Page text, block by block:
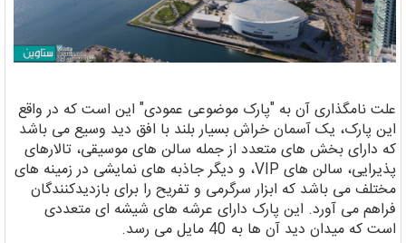
علت نامگذاری آن به "پارک موضوعی عمودی" این است که در واقع
این پارک، یک آسمان خراش بسیار بلند با افق دید وسیع می باشد
که دارای بخش های متعدد از جمله سالن های موسیقی، تالارهای
پذیرایی، سالن های VIP، و دیگر جاذبه های نمایشی در زمینه های
مختلف می باشد که ابزار سرگرمی و تفریح را برای بازدیدکنندگان
فراهم می آورد. این پارک دارای عرشه های شیشه ای متعددی
است که میدان دید آن ها به 40 مایل می رسد.